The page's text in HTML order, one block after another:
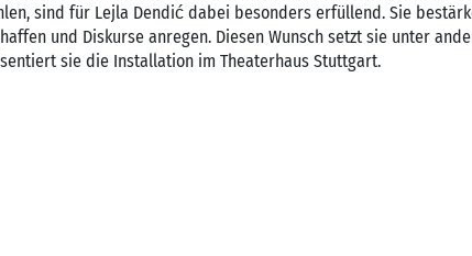
sind für Lejla Dendić dabei besonders erfüllend. Sie
und Diskurse anregen. Diesen Wunsch setzt sie unter
sie die Installation im Theaterhaus Stuttgart.